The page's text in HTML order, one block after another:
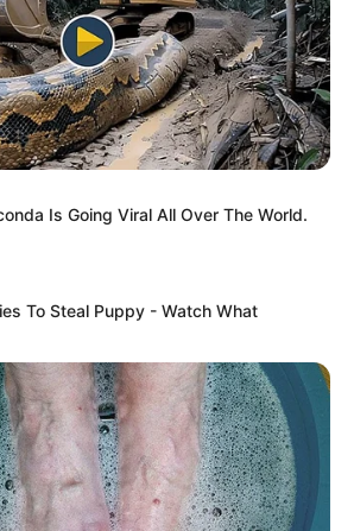
Is Going Viral All Over The World.
To Steal Puppy - Watch What